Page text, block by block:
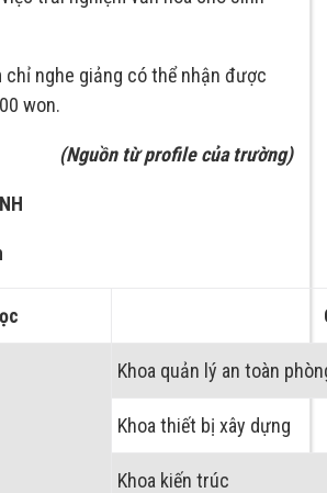
chỉ nghe giảng có thể nhận được
won.
(Nguồn từ profile của trường)
Khoa quản lý an toàn
Khoa thiết bị xây dựng
Khoa kiến trúc